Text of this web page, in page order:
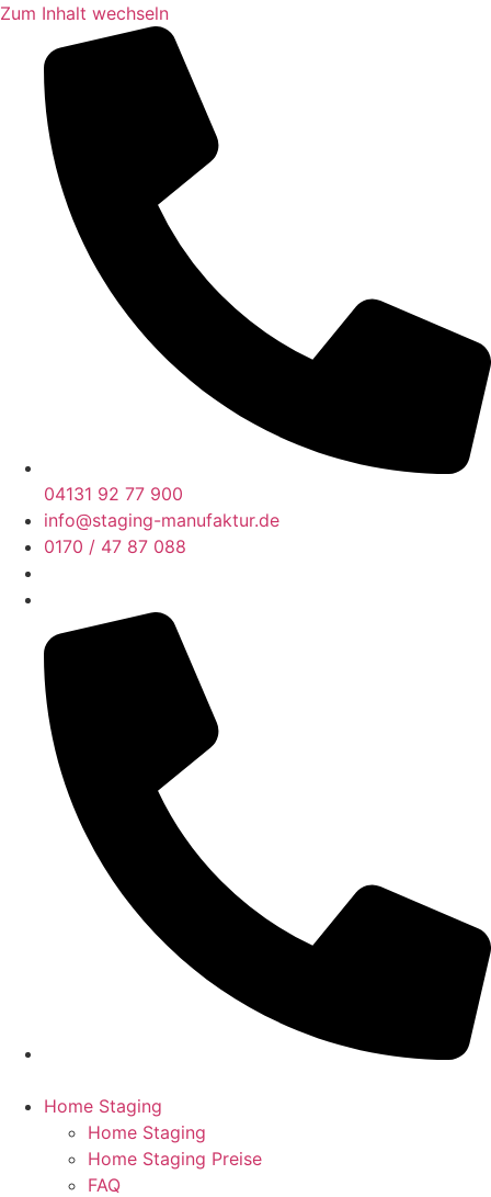
Zum Inhalt wechseln
04131 92 77 900
info@staging-manufaktur.de
0170 / 47 87 088
Home Staging
Home Staging
Home Staging Preise
FAQ